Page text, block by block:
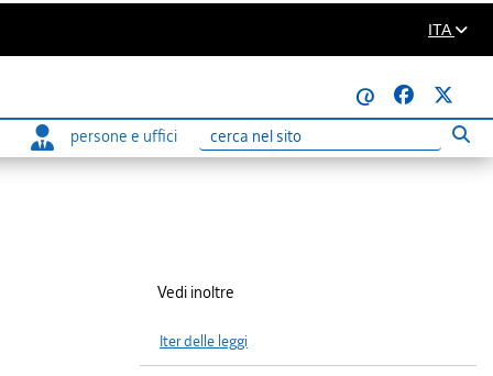
ITA
@
persone e uffici
Ricerca
Vedi inoltre
Iter delle leggi